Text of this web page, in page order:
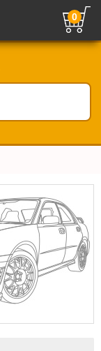
0